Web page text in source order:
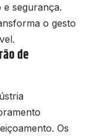
e segurança.
o gesto
de
Os